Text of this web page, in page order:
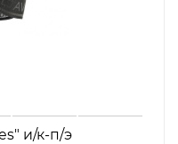
и/к-п/э